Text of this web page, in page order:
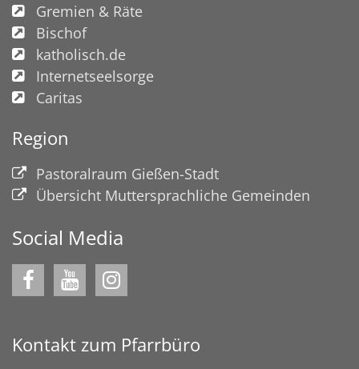
Gremien & Räte
Bischof
katholisch.de
Internetseelsorge
Caritas
Region
Pastoralraum Gießen-Stadt
Übersicht Muttersprachliche Gemeinden
Social Media
Kontakt zum Pfarrbüro